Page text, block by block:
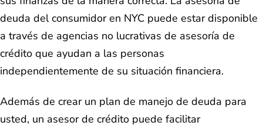
deuda del consumidor en NYC puede estar disponible
a través de agencias no lucrativas de asesoría de
crédito que ayudan a las personas
independientemente de su situación financiera.
Además de crear un plan de manejo de deuda para
usted, un asesor de crédito puede facilitar